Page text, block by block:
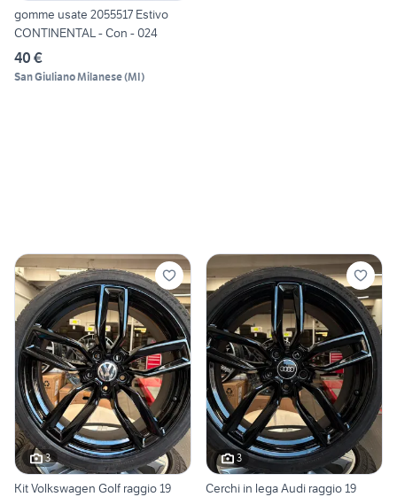
gomme usate 2055517 Estivo
CONTINENTAL - Con - 024
40 €
San Giuliano Milanese(MI)
3
Kit Volkswagen Golf raggio 19
3
Cerchi in lega Audi raggio 19